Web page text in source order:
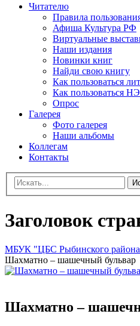
Читателю
Правила
Афиша Культура РФ
Виртуальные
Наши издания
Новинки книг
Найди свою книгу
Как пользоваться
Как пользоваться
Опрос
Галерея
Фото галерея
Наши альбомы
Коллегам
Контакты
Заголовок
МБУК "ЦБС Рыбинского
Шахматно – шашечный бульвар
Шахматно –